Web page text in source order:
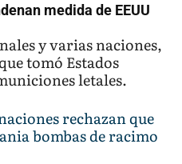
medida de EEUU
y varias naciones,
tomó Estados
letales.
rechazan que
bombas de racimo